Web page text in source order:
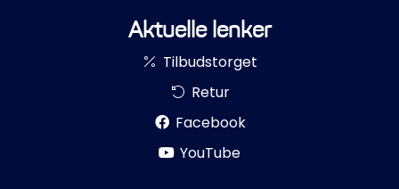
Aktuelle lenker
Tilbudstorget
Retur
Facebook
YouTube